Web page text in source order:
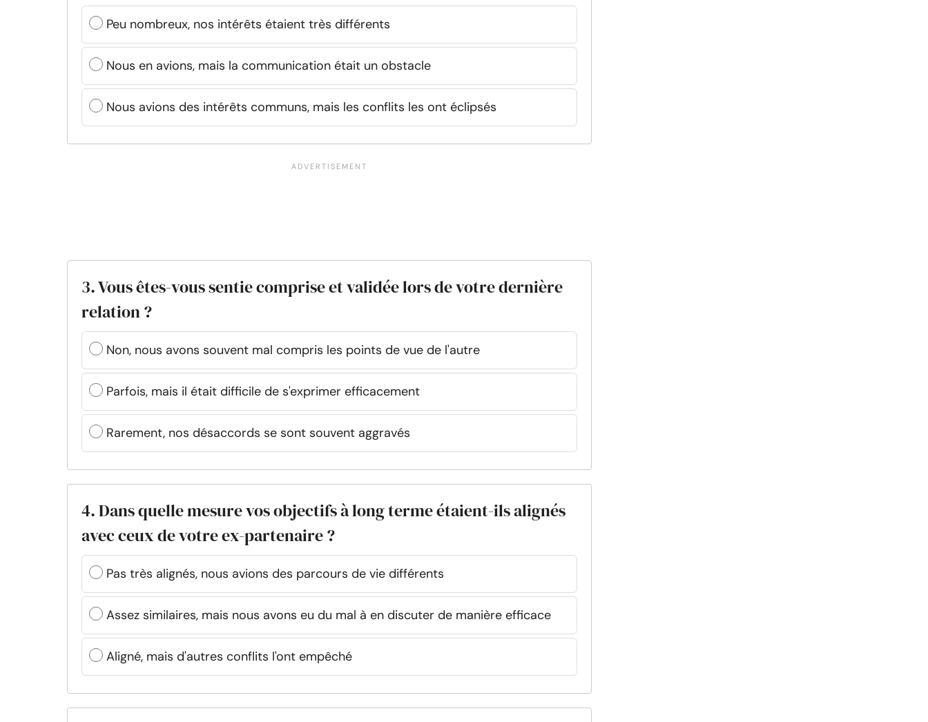
Peu nombreux, nos intérêts étaient très différents
Nous en avions, mais la communication était un obstacle
Nous avions des intérêts communs, mais les conflits les ont éclipsés
3. Vous êtes-vous sentie comprise et validée lors de votre dernière
relation ?
Non, nous avons souvent mal compris les points de vue de l'autre
Parfois, mais il était difficile de s'exprimer efficacement
Rarement, nos désaccords se sont souvent aggravés
4. Dans quelle mesure vos objectifs à long terme étaient-ils alignés
avec ceux de votre ex-partenaire ?
Pas très alignés, nous avions des parcours de vie différents
Assez similaires, mais nous avons eu du mal à en discuter de manière efficace
Aligné, mais d'autres conflits l'ont empêché